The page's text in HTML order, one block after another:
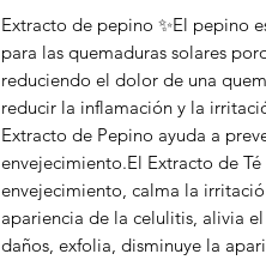
Extracto de pepino ✨El pepino
para las quemaduras solares
reduciendo el dolor de una
reducir la inflamación y la
Extracto de Pepino ayuda a
envejecimiento.El Extracto de
envejecimiento, calma la
apariencia de la celulitis, alivia
daños, exfolia, disminuye la